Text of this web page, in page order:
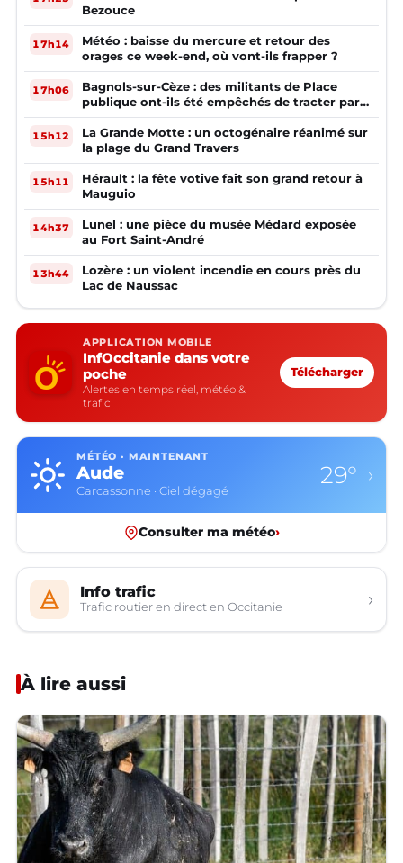
Bezouce
17h14
Météo : baisse du mercure et retour des
orages ce week-end, où vont-ils frapper ?
17h06
Bagnols-sur-Cèze : des militants de Place
publique ont-ils été empêchés de tracter par
la mairie ?
15h12
La Grande Motte : un octogénaire réanimé sur
la plage du Grand Travers
15h11
Hérault : la fête votive fait son grand retour à
Mauguio
14h37
Lunel : une pièce du musée Médard exposée
au Fort Saint-André
13h44
Lozère : un violent incendie en cours près du
Lac de Naussac
APPLICATION MOBILE
InfOccitanie dans votre
poche
Alertes en temps réel, météo &
trafic
Télécharger
MÉTÉO · MAINTENANT
Aude
Carcassonne · Ciel dégagé
29° ›
Consulter ma météo›
Info trafic
Trafic routier en direct en Occitanie ›
À lire aussi